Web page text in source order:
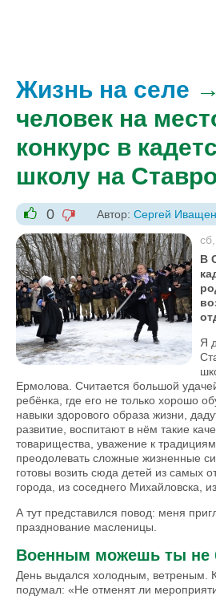
Жизнь на селе
человек на
конкурс в
школу на
+1
0
-1
Автор: Сергей
В
Я
Ермолова. Считается большой
ребёнка, где его не только хорошо
навыки здорового образа жизни,
развитие, воспитают в нём такие
товарищества, уважение к
преодолевать сложные жизненные
готовы возить сюда детей из самых
города, из соседнего Михайловска,
А тут представился повод: меня
празднование масленицы.
Военным можешь ты не
День выдался холодным, вет­реным.
подумал: «Не отменят ли